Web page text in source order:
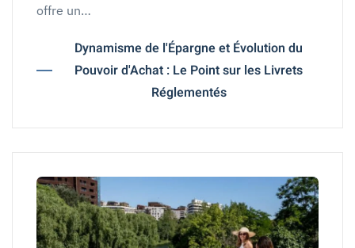
offre un…
Dynamisme de l'Épargne et Évolution du
Pouvoir d'Achat : Le Point sur les Livrets
Réglementés